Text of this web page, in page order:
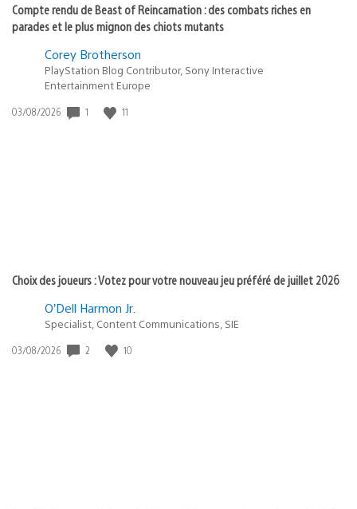
Compte rendu de Beast of Reincarnation : des combats riches en
parades et le plus mignon des chiots mutants
Corey Brotherson
PlayStation Blog Contributor, Sony Interactive
Entertainment Europe
Date
03/08/2026 1 11
Choix des joueurs : Votez pour votre nouveau jeu préféré de juillet 2026
O’Dell Harmon Jr.
Specialist, Content Communications, SIE
Date
03/08/2026 2 10